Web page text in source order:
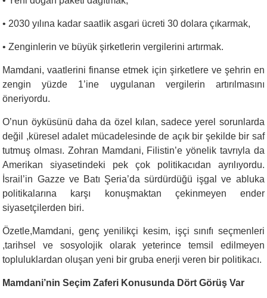
• 2030 yılına kadar saatlik asgari ücreti 30 dolara çıkarmak,
• Zenginlerin ve büyük şirketlerin vergilerini artırmak.
Mamdani, vaatlerini finanse etmek için şirketlere ve şehrin en
zengin yüzde 1’ine uygulanan vergilerin artırılmasını
öneriyordu.
O’nun öyküsünü daha da özel kılan, sadece yerel sorunlarda
değil ,küresel adalet mücadelesinde de açık bir şekilde bir saf
tutmuş olması. Zohran Mamdani, Filistin’e yönelik tavrıyla da
Amerikan siyasetindeki pek çok politikacıdan ayrılıyordu.
İsrail’in Gazze ve Batı Şeria’da sürdürdüğü işgal ve abluka
politikalarına karşı konuşmaktan çekinmeyen ender
siyasetçilerden biri.
Özetle,Mamdani, genç yenilikçi kesim, işçi sınıfı seçmenleri
,tarihsel ve sosyolojik olarak yeterince temsil edilmeyen
topluluklardan oluşan yeni bir gruba enerji veren bir politikacı.
Mamdani’nin Seçim Zaferi Konusunda Dört Görüş Var